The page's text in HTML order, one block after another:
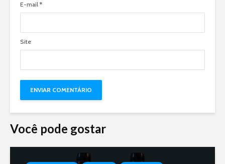
E-mail *
Site
Você pode gostar